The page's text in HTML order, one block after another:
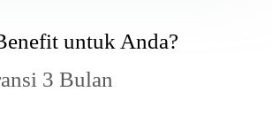
untuk Anda?
3 Bulan